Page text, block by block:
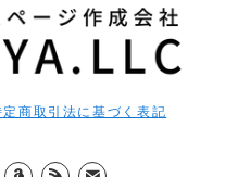
定商取引法に基づく表記